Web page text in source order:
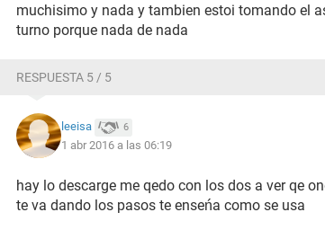
muchisimo y nada y tambien estoi tomando el
turno porque nada de nada
RESPUESTA 5 / 5
leeisa 6
1 abr 2016 a las 06:19
hay lo descarge me qedo con los dos a ver qe
te va dando los pasos te enseńa como se usa